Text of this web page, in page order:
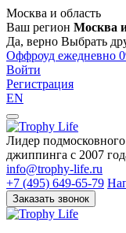
Москва и область
Ваш регион Москва
Да, верно Выбрать
Оффроуд ежедневно
Войти
Регистрация
EN
Лидер подмосковного
джиппинга c 2007
info@trophy-life.ru
+7 (495) 649-65-79
Заказать звонок